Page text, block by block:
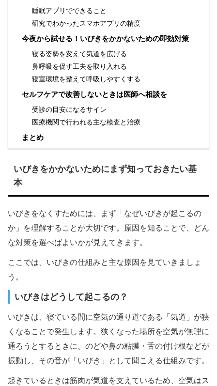
睡眠アプリでできること
研究でわかったスマホアプリの精度
今夜から試せる！いびきをかかないための即効対策
寝る姿勢を変えて気道を広げる
鼻呼吸を促す工夫を取り入れる
寝室環境を整えて呼吸しやすくする
セルフケアで改善しないときは医師へ相談を
受診の目安になるサイン
医療機関で行われる主な検査と治療
まとめ
いびきをかかないためにまず知っておきたい基
本
いびきをなくすためには、まず「なぜいびきが起こるの
か」を理解することが大切です。原因を知ることで、どん
な対策を選べばよいかが見えてきます。
ここでは、いびきの仕組みと主な原因を見ていきましょ
う。
いびきはどうして起こるの？
いびきは、寝ている間に空気の通り道である「気道」が狭
くなることで発生します。狭くなった場所を空気が無理に
通ろうとするときに、のどや鼻の粘膜・舌の付け根などが
振動し、その音が「いびき」として聞こえる仕組みです。
起きているときは筋肉が気道を支えているため、空気はス